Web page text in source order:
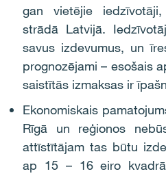
gan vietējie
strādā Latvijā.
savus izdevumus, un
prognozējami – esošais
saistītās izmaksas ir
Ekonomiskais
Rīgā un reģionos
attīstītājam tas būtu
ap 15 – 16 eiro